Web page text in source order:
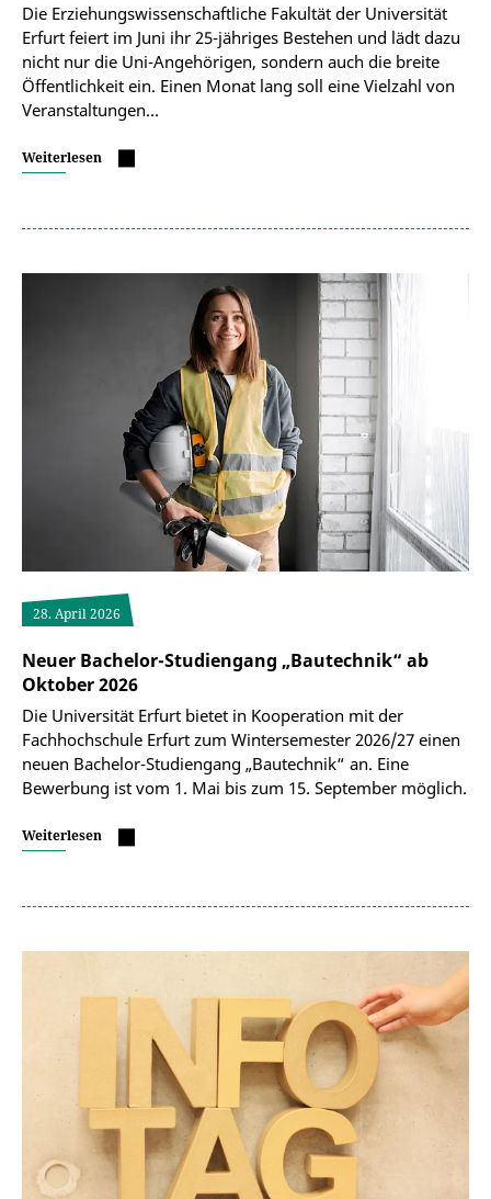
Die Erziehungswissenschaftliche Fakultät der Universität
Erfurt feiert im Juni ihr 25-jähriges Bestehen und lädt dazu
nicht nur die Uni-Angehörigen, sondern auch die breite
Öffentlichkeit ein. Einen Monat lang soll eine Vielzahl von
Veranstaltungen…
Weiterlesen
28. April 2026
Neuer Bachelor-Studiengang „Bautechnik“ ab
Oktober 2026
Die Universität Erfurt bietet in Kooperation mit der
Fachhochschule Erfurt zum Wintersemester 2026/27 einen
neuen Bachelor-Studiengang „Bautechnik“ an. Eine
Bewerbung ist vom 1. Mai bis zum 15. September möglich.
Weiterlesen